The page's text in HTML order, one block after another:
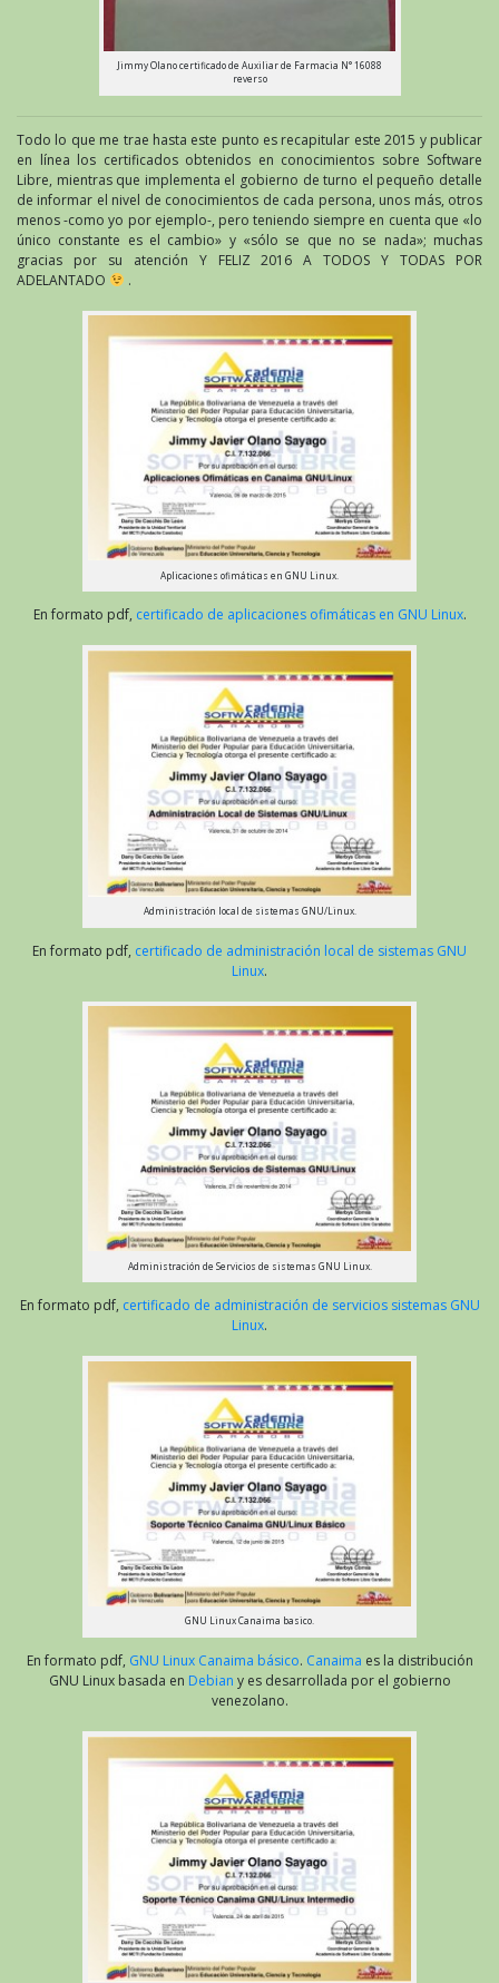
Jimmy Olano certificado de Auxiliar de Farmacia N° 16088
reverso
Todo lo que me trae hasta este punto es recapitular este 2015 y publicar
en línea los certificados obtenidos en conocimientos sobre Software
Libre, mientras que implementa el gobierno de turno el pequeño detalle
de informar el nivel de conocimientos de cada persona, unos más, otros
menos -como yo por ejemplo-, pero teniendo siempre en cuenta que «lo
único constante es el cambio» y «sólo se que no se nada»; muchas
gracias por su atención Y FELIZ 2016 A TODOS Y TODAS POR
ADELANTADO
.
Aplicaciones ofimáticas en GNU Linux.
En formato pdf, certificado de aplicaciones ofimáticas en GNU Linux.
Administración local de sistemas GNU/Linux.
En formato pdf, certificado de administración local de sistemas GNU
Linux.
Administración de Servicios de sistemas GNU Linux.
En formato pdf, certificado de administración de servicios sistemas GNU
Linux.
GNU Linux Canaima basico.
En formato pdf, GNU Linux Canaima básico. Canaima es la distribución
GNU Linux basada en Debian y es desarrollada por el gobierno
venezolano.